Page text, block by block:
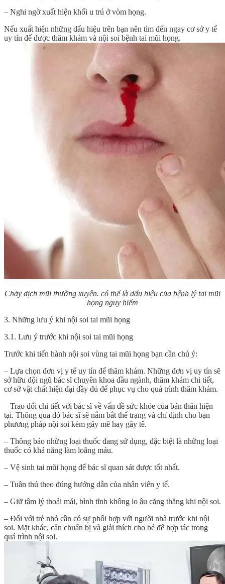
– Nghi ngờ xuất hiện khối u trú ở vòm họng.
Nếu xuất hiện những dấu hiệu trên bạn nên tìm đến ngay cơ sở y tế
uy tín để được thăm khám và nội soi bệnh tai mũi họng.
Chảy dịch mũi thường xuyên. có thể là dấu hiệu của bệnh lý tai mũi
họng nguy hiểm
3. Những lưu ý khi nội soi tai mũi họng
3.1. Lưu ý trước khi nội soi tai mũi họng
Trước khi tiến hành nội soi vùng tai mũi họng bạn cần chú ý:
– Lựa chọn đơn vị y tế uy tín để thăm khám. Những đơn vị uy tín sẽ
sở hữu đội ngũ bác sĩ chuyên khoa đầu ngành, thăm khám chi tiết,
cơ sở vật chất hiện đại đầy đủ để phục vụ cho quá trình thăm khám.
– Trao đổi chi tiết với bác sĩ về vấn đề sức khỏe của bản thân hiện
tại. Thông qua đó bác sĩ sẽ nắm bắt thể trạng và chỉ định cho bạn
phương pháp nội soi kèm gây mê hay gây tê.
– Thông báo những loại thuốc đang sử dụng, đặc biệt là những loại
thuốc có khả năng làm loãng máu.
– Vệ sinh tai mũi họng để bác sĩ quan sát được tốt nhất.
– Tuân thủ theo đúng hướng dẫn của nhân viên y tế.
– Giữ tâm lý thoải mái, bình tĩnh không lo âu căng thẳng khi nội soi.
– Đối với trẻ nhỏ cần có sự phối hợp với người nhà trước khi nội
soi. Mặt khác, cần chuẩn bị và giải thích cho bé để hợp tác trong
quá trình nội soi.